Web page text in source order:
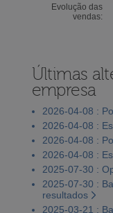
Evolução das
vendas:
Últimas
empresa
2026-04-08 :
2026-04-08 :
2026-04-08 :
2026-04-08 :
2025-07-30 :
2025-07-30 :
resultados
2025-03-21 :